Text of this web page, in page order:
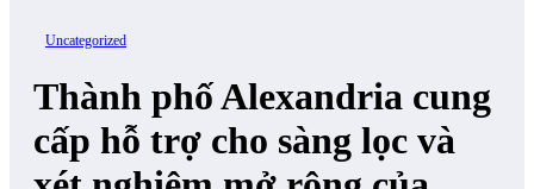
Uncategorized
Thành phố Alexandria cung
cấp hỗ trợ cho sàng lọc và